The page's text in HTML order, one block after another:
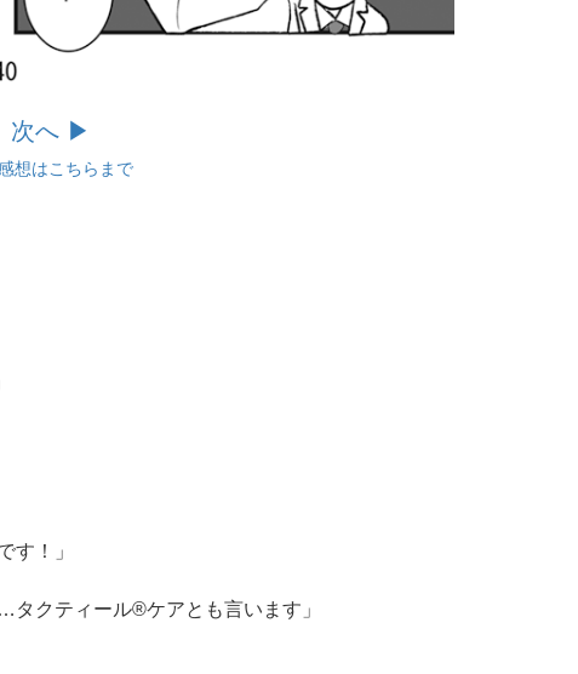
次へ ▶︎
想はこちらまで
す！」
クティール®ケアとも言います」